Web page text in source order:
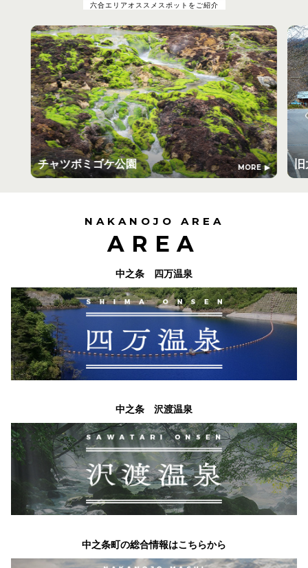
六合エリアオススメスポットをご紹介
チャツボミゴケ公園 MORE 旧
NAKANOJO AREA
AREA
中之条 四万温泉
中之条 沢渡温泉
中之条町の総合情報はこちらから